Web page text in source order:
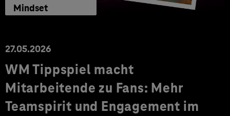
Mindset
27.05.2026
WM Tippspiel macht
Mitarbeitende zu Fans: Mehr
Teamspirit und Engagement im